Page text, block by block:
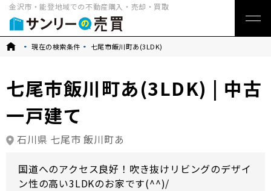
金沢市・能登地域での不動産購入・売却・買取
トップ現在の検索条件 七尾市飯川町あ(3LDK)
七尾市飯川町あ(3LDK) | 中古
一戸建て
石川県 七尾市 飯川町あ
国道へのアクセス良好！吹き抜けリビングのデザイ
ン性の高い3LDKのお家です(^^)/